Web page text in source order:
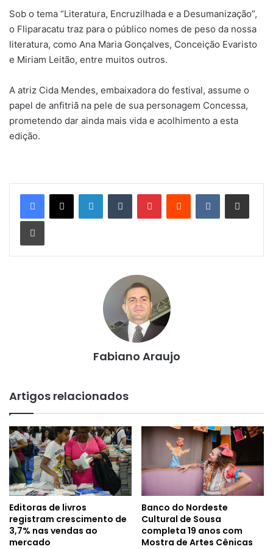
Sob o tema “Literatura, Encruzilhada e a Desumanização”,
o Fliparacatu traz para o público nomes de peso da nossa
literatura, como Ana Maria Gonçalves, Conceição Evaristo
e Miriam Leitão, entre muitos outros.
A atriz Cida Mendes, embaixadora do festival, assume o
papel de anfitriã na pele de sua personagem Concessa,
prometendo dar ainda mais vida e acolhimento a esta
edição.
Fabiano Araujo
Artigos relacionados
Editoras de livros
registram crescimento de
3,7% nas vendas ao
mercado
Banco do Nordeste
Cultural de Sousa
completa 19 anos com
Mostra de Artes Cênicas